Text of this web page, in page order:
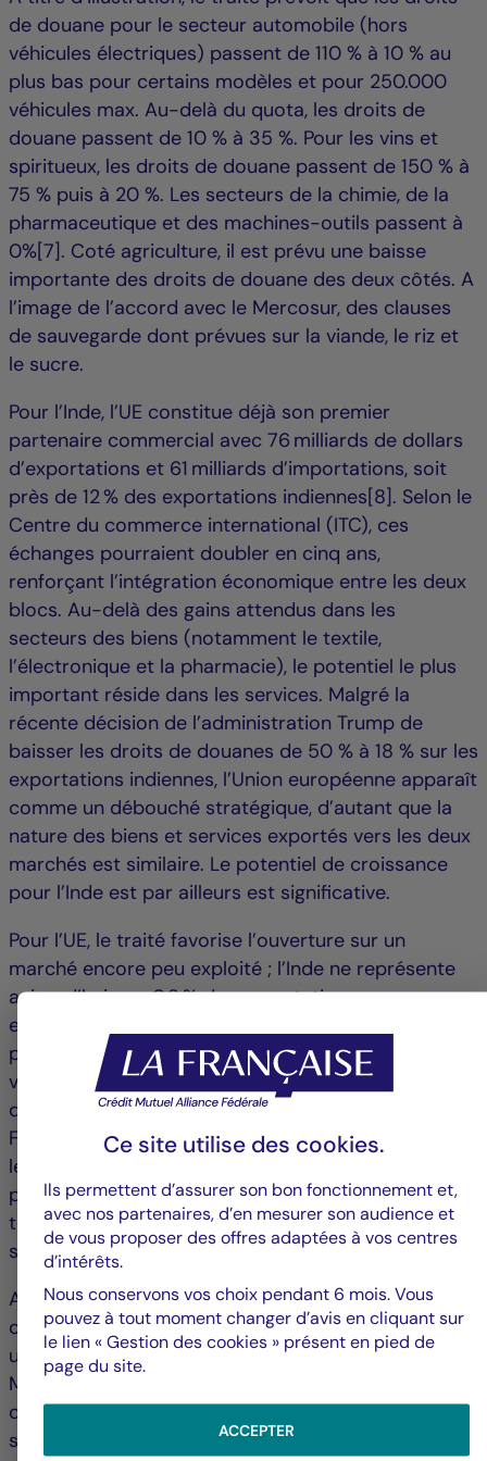
de douane pour le secteur automobile (hors
véhicules électriques) passent de 110 % à 10 % au
plus bas pour certains modèles et pour 250.000
véhicules max. Au-delà du quota, les droits de
douane passent de 10 % à 35 %. Pour les vins et
spiritueux, les droits de douane passent de 150 % à
75 % puis à 20 %. Les secteurs de la chimie, de la
pharmaceutique et des machines-outils passent à
0%[7]. Coté agriculture, il est prévu une baisse
importante des droits de douane des deux côtés. A
l’image de l’accord avec le Mercosur, des clauses
de sauvegarde dont prévues sur la viande, le riz et
le sucre.
Pour l’Inde, l’UE constitue déjà son premier
partenaire commercial avec 76 milliards de dollars
d’exportations et 61 milliards d’importations, soit
près de 12 % des exportations indiennes[8]. Selon le
Centre du commerce international (ITC), ces
échanges pourraient doubler en cinq ans,
renforçant l’intégration économique entre les deux
blocs. Au-delà des gains attendus dans les
secteurs des biens (notamment le textile,
l’électronique et la pharmacie), le potentiel le plus
important réside dans les services. Malgré la
récente décision de l’administration Trump de
baisser les droits de douanes de 50 % à 18 % sur les
exportations indiennes, l’Union européenne apparaît
comme un débouché stratégique, d’autant que la
nature des biens et services exportés vers les deux
marchés est similaire. Le potentiel de croissance
pour l’Inde est par ailleurs est significative.
Pour l’UE, le traité favorise l’ouverture sur un
marché encore peu exploité ; l’Inde ne représente
aujourd’hui que 0,8 % des exportations
européennes[9]. Les pays les mieux positionnés
pour en bénéficier grâce à leurs exportations de
voitures, de machines industrielles et de matériel de
défense sont la France, la Belgique, l’Allemagne, la
Finlande et l’Italie[10]. L’Allemagne apparaît comme
le principal gagnant potentiel : déjà premier
partenaire européen de l’Inde dans des secteurs
tels que l’aéronautique, les instruments
scientifiques, l’automobile et la pharmacie.
Achevé de rédiger le 17/02/2026. Le présent
commentaire est fourni à titre d'information
uniquement. Les opinions exprimées par Crédit
Mutuel Asset Management sont fondées sur les
conditions actuelles de marché et sont
susceptibles d'évoluer sans préavis. Ces opinions
Ce site utilise des cookies.
Ils permettent d’assurer son bon fonctionnement et,
avec nos partenaires, d’en mesurer son audience et
de vous proposer des offres adaptées à vos centres
d’intérêts.
Nous conservons vos choix pendant 6 mois. Vous
pouvez à tout moment changer d’avis en cliquant sur
le lien « Gestion des cookies » présent en pied de
page du site.
ACCEPTER